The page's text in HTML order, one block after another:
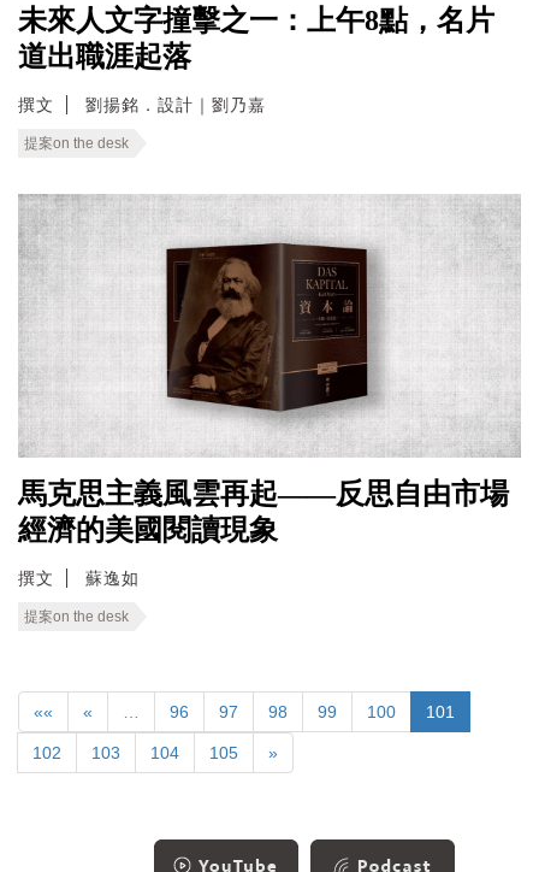
未來人文字撞擊之一：上午8點，名片
道出職涯起落
撰文 劉揚銘．設計｜劉乃嘉
提案on the desk
馬克思主義風雲再起——反思自由市場
經濟的美國閱讀現象
撰文 蘇逸如
提案on the desk
«« « 96 97 98 99 100 101
102 103 104 105 »